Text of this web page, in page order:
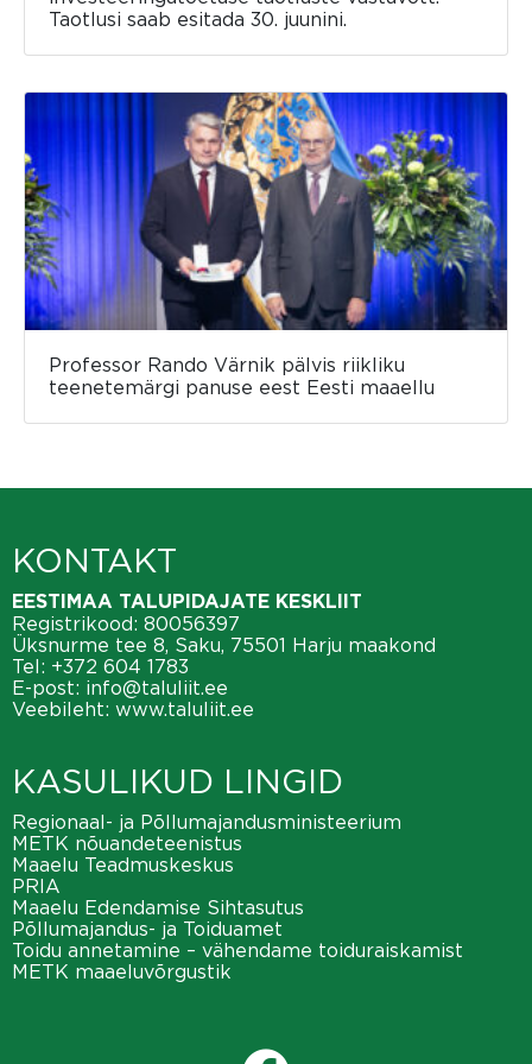
Taotlusi saab esitada 30. juunini.
Professor Rando Värnik pälvis riikliku
teenetemärgi panuse eest Eesti maaellu
KONTAKT
EESTIMAA TALUPIDAJATE KESKLIIT
Registrikood: 80056397
Üksnurme tee 8, Saku, 75501 Harju maakond
Tel: +372 604 1783
E-post: info@taluliit.ee
Veebileht: www.taluliit.ee
KASULIKUD LINGID
Regionaal- ja Põllumajandusministeerium
METK nõuandeteenistus
Maaelu Teadmuskeskus
PRIA
Maaelu Edendamise Sihtasutus
Põllumajandus- ja Toiduamet
Toidu annetamine – vähendame toiduraiskamist
METK maaeluvõrgustik